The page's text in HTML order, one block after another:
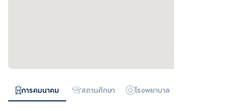
การคมนาคม สถานศึกษา โรงพยาบาล